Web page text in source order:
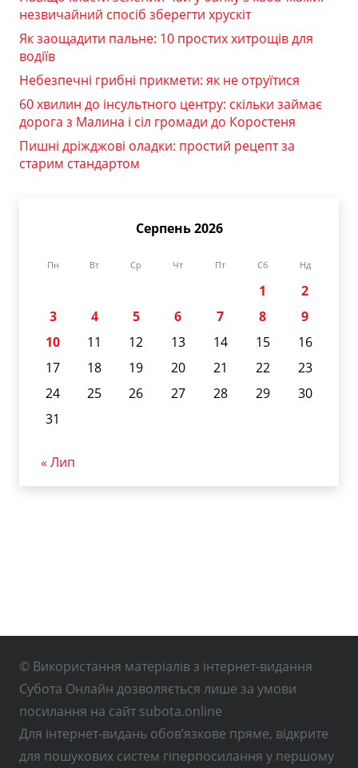
незвичайний спосіб зберегти хрускіт
Як заощадити пальне: 10 простих хитрощів для
водіїв
Небезпечні грибні прикмети: як не отруїтися
60 хвилин до інсультного центру: скільки займає
дорога з Малина і сіл громади до Коростеня
Пишні дріжджові оладки: простий рецепт за
старим стандартом
Серпень 2026
Пн Вт Ср Чт Пт Сб Нд
1
2
3
4 5 6 7 8
9
10
11 12 13 14 15
16
17
18 19 20 21 22
23
24
25 26 27 28 29
30
31
« Лип
© Використання матеріалів з інтернет-видання
Субота Онлайн дозволяється лише за умови
посилання на сайт subota.online
Для інтернет-видань обов’язкове пряме, відкрите
для пошукових систем гіперпосилання у першому